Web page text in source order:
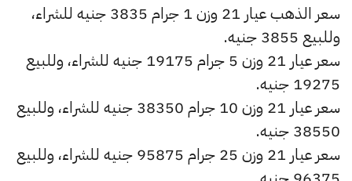
سعر الذهب عيار 21 وزن 1 جرام 3835 جنيه للشراء،
وللبيع 3855 جنيه.
سعر عيار 21 وزن 5 جرام 19175 جنيه للشراء، وللبيع
19275 جنيه.
سعر عيار 21 وزن 10 جرام 38350 جنيه للشراء، وللبيع
38550 جنيه.
سعر عيار 21 وزن 25 جرام 95875 جنيه للشراء، وللبيع